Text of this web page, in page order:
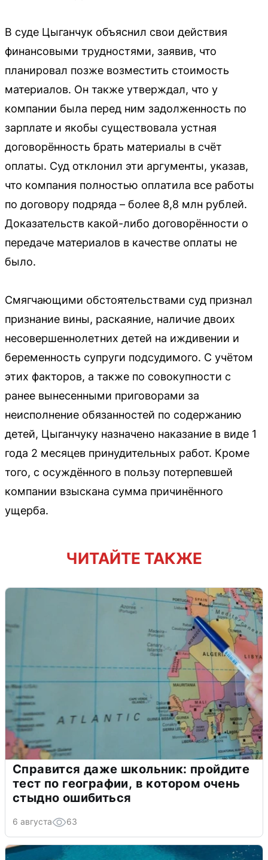
В суде Цыганчук объяснил свои действия
финансовыми трудностями, заявив, что
планировал позже возместить стоимость
материалов. Он также утверждал, что у
компании была перед ним задолженность по
зарплате и якобы существовала устная
договорённость брать материалы в счёт
оплаты. Суд отклонил эти аргументы, указав,
что компания полностью оплатила все работы
по договору подряда – более 8,8 млн рублей.
Доказательств какой-либо договорённости о
передаче материалов в качестве оплаты не
было.
Смягчающими обстоятельствами суд признал
признание вины, раскаяние, наличие двоих
несовершеннолетних детей на иждивении и
беременность супруги подсудимого. С учётом
этих факторов, а также по совокупности с
ранее вынесенными приговорами за
неисполнение обязанностей по содержанию
детей, Цыганчуку назначено наказание в виде 1
года 2 месяцев принудительных работ. Кроме
того, с осуждённого в пользу потерпевшей
компании взыскана сумма причинённого
ущерба.
ЧИТАЙТЕ ТАКЖЕ
Справится даже школьник: пройдите
тест по географии, в котором очень
стыдно ошибиться
6 августа 63